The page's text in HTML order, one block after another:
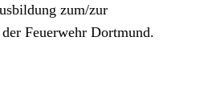
zum/zur
Feuerwehr Dortmund.